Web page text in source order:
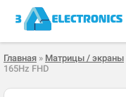
Главная » Матрицы / экраны
165Hz FHD